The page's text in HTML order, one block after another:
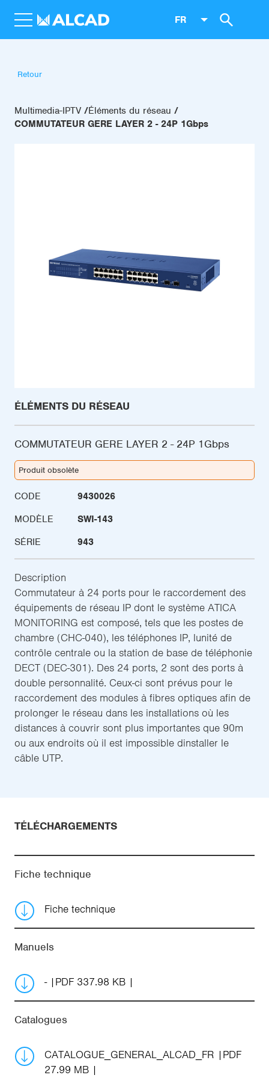
FR
Retour
Multimedia-IPTV
Éléments du réseau
COMMUTATEUR GERE LAYER 2 - 24P 1Gbps
ÉLÉMENTS DU RÉSEAU
COMMUTATEUR GERE LAYER 2 - 24P 1Gbps
Produit obsolète
CODE
9430026
MODÈLE
SWI-143
SÉRIE
943
Description
Commutateur à 24 ports pour le raccordement des
équipements de réseau IP dont le système ATICA
MONITORING est composé, tels que les postes de
chambre (CHC-040), les téléphones IP, lunité de
contrôle centrale ou la station de base de téléphonie
DECT (DEC-301). Des 24 ports, 2 sont des ports à
double personnalité. Ceux-ci sont prévus pour le
raccordement des modules à fibres optiques afin de
prolonger le réseau dans les installations où les
distances à couvrir sont plus importantes que 90m
ou aux endroits où il est impossible dinstaller le
câble UTP.
TÉLÉCHARGEMENTS
Fiche technique
Fiche technique
Manuels
- PDF 337.98 KB
Catalogues
CATALOGUE_GENERAL_ALCAD_FR
PDF
27.99 MB